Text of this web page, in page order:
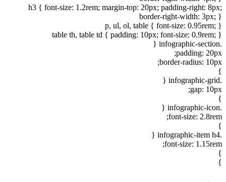
h3 { font-size: 1.2rem; margin-top: 20px; padding-right: 8px;
border-right-width: 3px; }
p, ul, ol, table { font-size: 0.95rem; }
table th, table td { padding: 10px; font-size: 0.9rem; }
.infographic-section {
padding: 20px;
border-radius: 10px;
}
.infographic-grid {
gap: 10px;
}
.infographic-icon {
font-size: 2.8rem;
}
.infographic-item h4 {
font-size: 1.15rem;
}
}